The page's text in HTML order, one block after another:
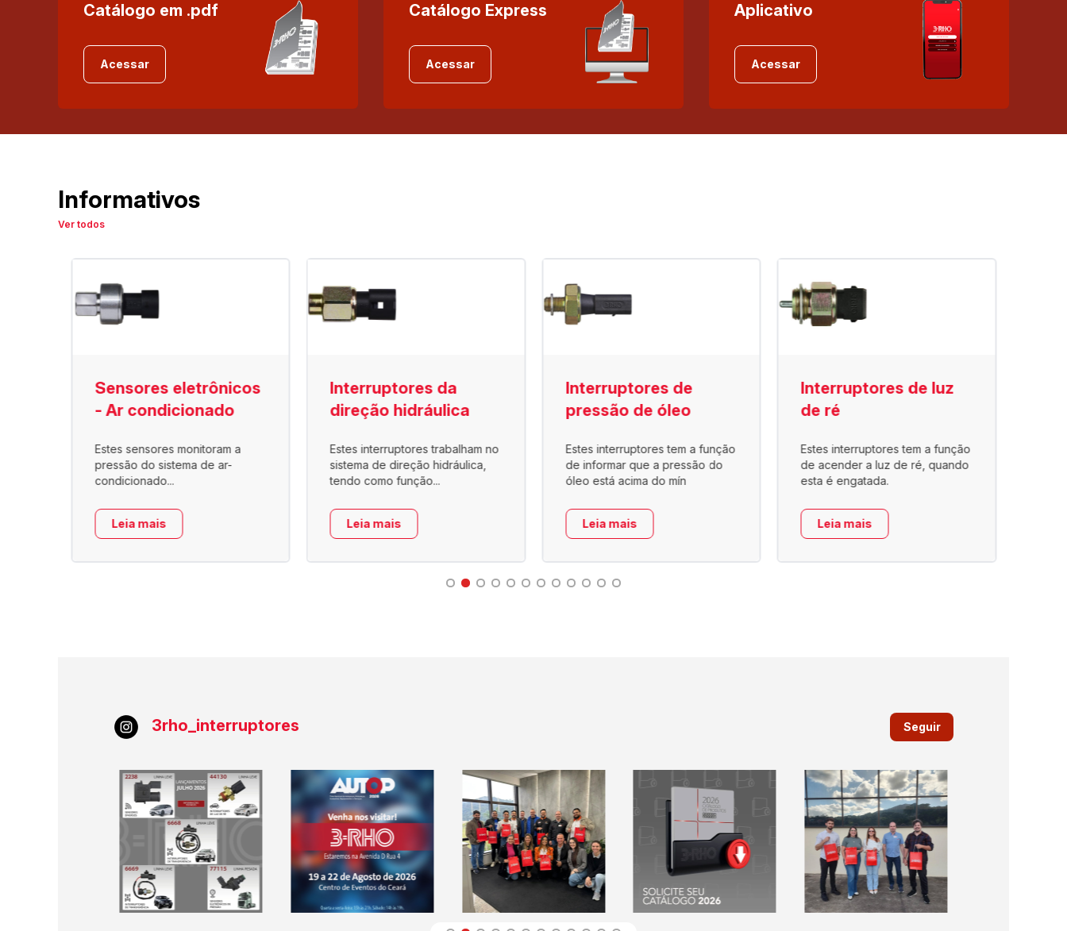
Catálogo em .pdf
Acessar
Catálogo Express
Acessar
Aplicativo
Acessar
Informativos
Ver todos
Sensores eletrônicos
- Ar condicionado
Estes sensores monitoram a
pressão do sistema de ar-
condicionado...
Leia mais
Interruptores da
direção hidráulica
Estes interruptores trabalham no
sistema de direção hidráulica,
tendo como função...
Leia mais
Interruptores de
pressão de óleo
Estes interruptores tem a função
de informar que a pressão do
óleo está acima do mín
Leia mais
Interruptores de luz
de ré
Estes interruptores tem a função
de acender a luz de ré, quando
esta é engatada.
Leia mais
3rho_interruptores Seguir